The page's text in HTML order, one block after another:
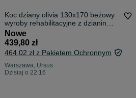
Koc dziany olivia 130x170 beżowy
wyroby rehabilitacyjne z dzianin
wełnianych klasa i, reguła 1
pościelowe wyroby rozgrzewające -
Koc
Nowe
439,80 zł
464,02 zł z Pakietem Ochronnym
Warszawa, Ursus
Dzisiaj o 22:16